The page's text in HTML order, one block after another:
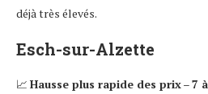
déjà très élevés.
Esch-sur-Alzette
📈 Hausse plus rapide des prix–7